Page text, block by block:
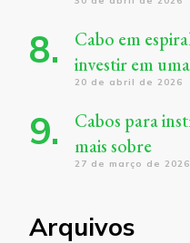
Cabo em
investir em
20 de abril de 2026
Cabos para
mais sobre
27 de março de 2026
Arquivos